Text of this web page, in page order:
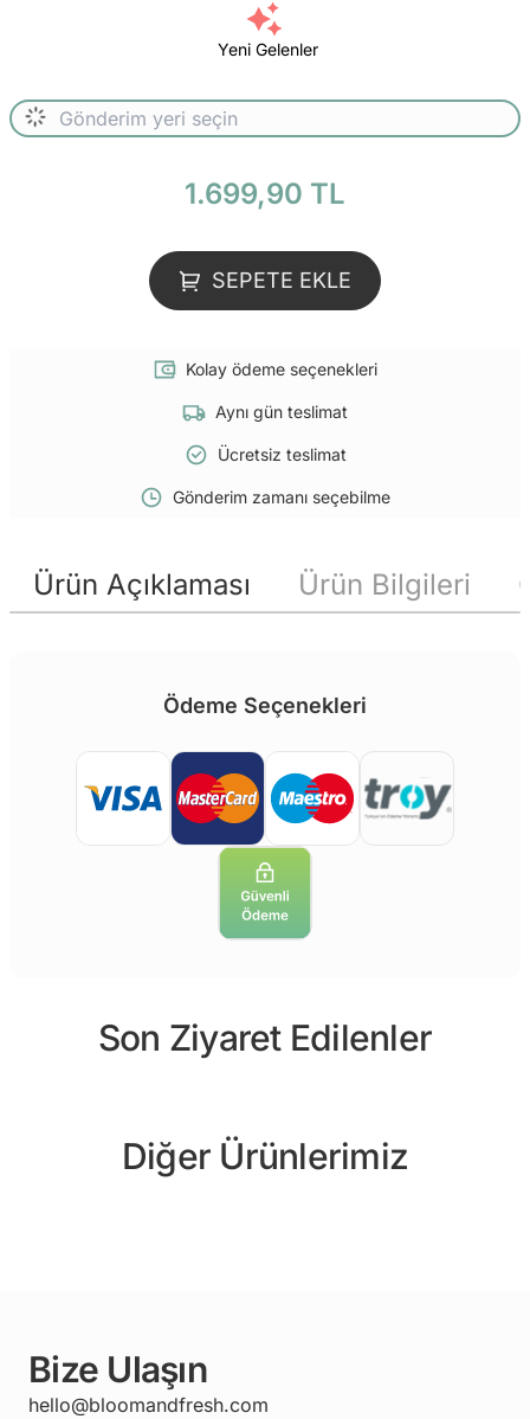
Yeni Gelenler
1.699,90 TL
SEPETE EKLE
Kolay ödeme seçenekleri
Aynı gün teslimat
Ücretsiz teslimat
Gönderim zamanı seçebilme
Ürün Açıklaması Ürün Bilgileri
Ödeme Seçenekleri
Son Ziyaret Edilenler
Diğer Ürünlerimiz
Bize Ulaşın
hello@bloomandfresh.com